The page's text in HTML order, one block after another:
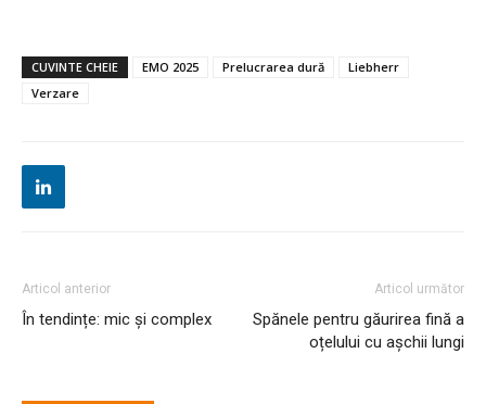
CUVINTE CHEIE EMO 2025 Prelucrarea dură
Liebherr
Verzare
Articol anterior
În tendințe: mic și complex
Articol următor
Spănele pentru găurirea fină a
oțelului cu așchii lungi